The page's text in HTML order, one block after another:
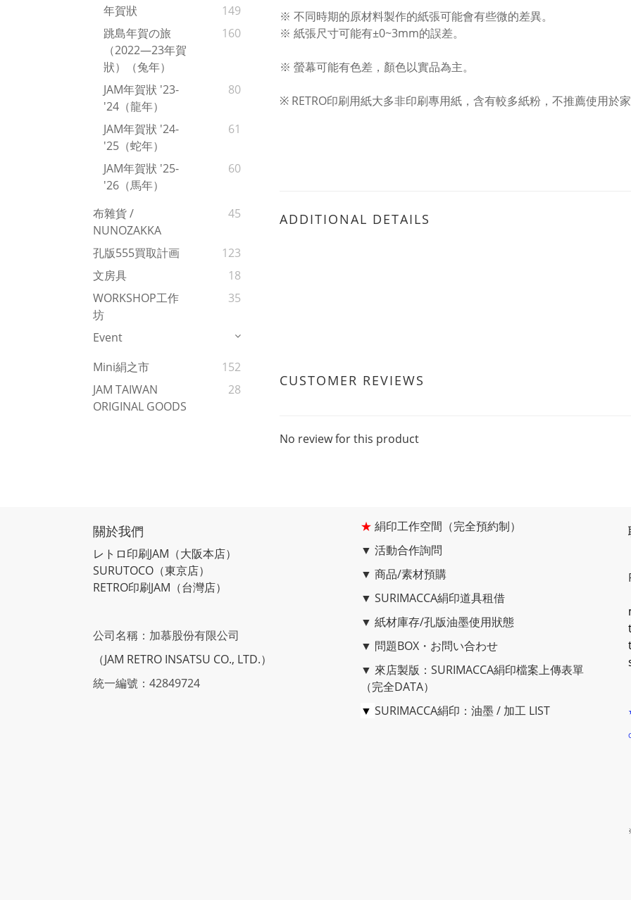
年賀狀
149
跳島年賀の旅
（2022—23年賀
狀）（兔年）
160
JAM年賀狀 '23-
'24（龍年）
80
JAM年賀狀 '24-
'25（蛇年）
61
JAM年賀狀 '25-
'26（馬年）
60
布雜貨 /
NUNOZAKKA
45
孔版555買取計画
123
文房具
18
WORKSHOP工作
坊
35
Event
Mini絹之市
152
JAM TAIWAN
ORIGINAL GOODS
28
※ 不同時期的原材料製作的紙張可能會有些微的差異。
※ 紙張尺寸可能有±0~3mm的誤差。
※ 螢幕可能有色差，顏色以實品為主。
※ RETRO印刷用紙大多非印刷專用紙，含有較多紙粉，不推薦使用於家
ADDITIONAL DETAILS
CUSTOMER REVIEWS
No review for this product
關於我們
レトロ印刷JAM （大阪本店）
SURUTOCO （東京店）
RETRO印刷JAM （台灣店）
公司名稱：加慕股份有限公司
（JAM RETRO INSATSU CO., LTD.）
統一編號：42849724
★ 絹印工作空間（完全預約制）
▼ 活動合作詢問
▼ 商品/素材預購
▼ SURIMACCA絹印道具租借
▼ 紙材庫存/孔版油墨使用狀態
▼ 問題BOX・お問い合わせ
▼ 來店製版：SURIMACCA絹印檔案上傳表單
（完全DATA）
▼ SURIMACCA絹印：油墨 / 加工 LIST